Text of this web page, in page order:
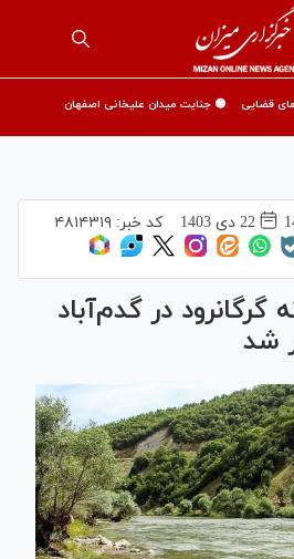
قضایی 🟡 جنایت میدان علیخانی اصفهان
22 دی 1403 کد خبر: ۴۸۱۴۳۱۹
در گدم‌آباد
شد